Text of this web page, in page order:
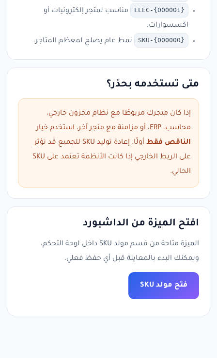
ELEC-{000001}
مناسب لمتجر إلكترونيات أو
اكسسوارات.
SKU-{000000} نمط عام يصلح لمعظم المتاجر.
متى تستخدمه بحذر؟
إذا كان متجرك مربوطًا مع نظام مخزون خارجي،
محاسب، ERP، أو مزامنة مع متجر آخر، استخدم خيار
الناقص فقط
أولًا. إعادة توليد SKU للجميع قد تؤثر
على الربط الخارجي إذا كانت الأنظمة تعتمد على SKU
الحالي.
افتح الميزة من الداشبورد
الميزة متاحة من قسم مولد SKU داخل لوحة التحكم،
ويمكنك البدء بالمعاينة قبل أي حفظ فعلي.
فتح مولد SKU